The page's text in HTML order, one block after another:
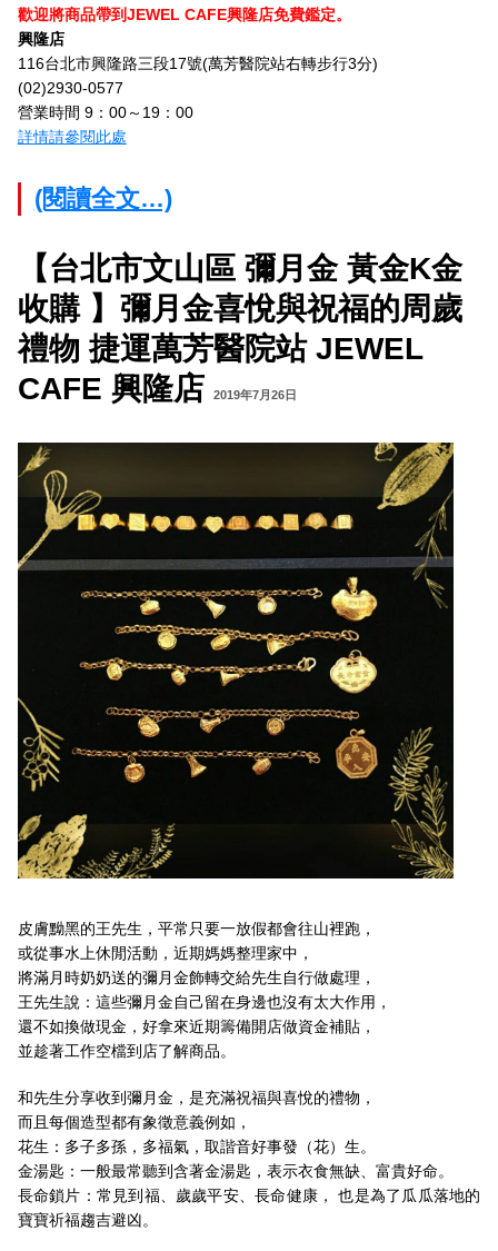
歡迎將商品帶到JEWEL CAFE興隆店免費鑑定。
興隆店
116台北市興隆路三段17號(萬芳醫院站右轉步行3分)
(02)2930-0577
營業時間 9：00～19：00
詳情請參閱此處
(閱讀全文…)
【台北市文山區 彌月金 黃金K金
收購 】彌月金喜悅與祝福的周歲
禮物 捷運萬芳醫院站 JEWEL
CAFE 興隆店
2019年7月26日
皮膚黝黑的王先生，平常只要一放假都會往山裡跑，
或從事水上休閒活動，近期媽媽整理家中，
將滿月時奶奶送的彌月金飾轉交給先生自行做處理，
王先生說：這些彌月金自己留在身邊也沒有太大作用，
還不如換做現金，好拿來近期籌備開店做資金補貼，
並趁著工作空檔到店了解商品。
和先生分享收到彌月金，是充滿祝福與喜悅的禮物，
而且每個造型都有象徵意義例如，
花生：多子多孫，多福氣，取諧音好事發（花）生。
金湯匙：一般最常聽到含著金湯匙，表示衣食無缺、富貴好命。
長命鎖片：常見到福、歲歲平安、長命健康， 也是為了瓜瓜落地的
寶寶祈福趨吉避凶。